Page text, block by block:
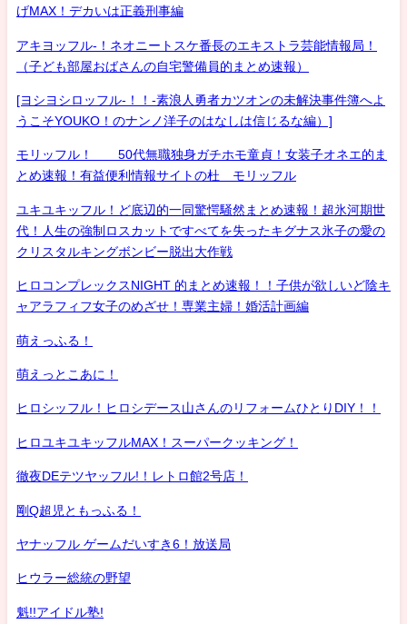
げMAX！デカいは正義刑事編
アキヨッフル-！ネオニートスケ番長のエキストラ芸能情報局！
（子ども部屋おばさんの自宅警備員的まとめ速報）
[ヨシヨシロッフル-！！-素浪人勇者カツオンの未解決事件簿へよ
うこそYOUKO！のナンノ洋子のはなしは信じるな編）]
モリッフル！ 50代無職独身ガチホモ童貞！女装子オネエ的ま
とめ速報！有益便利情報サイトの杜 モリッフル
ユキユキッフル！ど底辺的一同驚愕騒然まとめ速報！超氷河期世
代！人生の強制ロスカットですべてを失ったキグナス氷子の愛の
クリスタルキングボンビー脱出大作戦
ヒロコンプレックスNIGHT 的まとめ速報！！子供が欲しいど陰キ
ャアラフィフ女子のめざせ！専業主婦！婚活計画編
萌えっふる！
萌えっとこあに！
ヒロシッフル！ヒロシデース山さんのリフォームひとりDIY！！
ヒロユキユキッフルMAX！スーパークッキング！
徹夜DEテツヤッフル!！レトロ館2号店！
剛Q超児ともっふる！
ヤナッフル ゲームだいすき6！放送局
ヒウラー総統の野望
魁!!アイドル塾!